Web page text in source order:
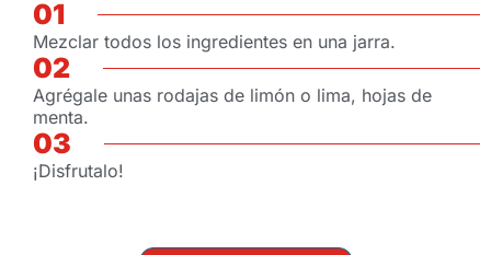
01
Mezclar todos los ingredientes en una jarra.
02
Agrégale unas rodajas de limón o lima, hojas de
menta.
03
¡Disfrutalo!